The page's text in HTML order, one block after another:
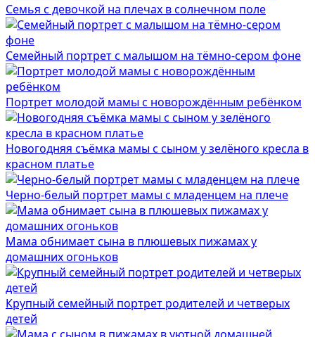
Семья с девочкой на плечах в солнечном поле
Семейный портрет с малышом на тёмно-сером фоне
Портрет молодой мамы с новорождённым ребёнком
Новогодняя съёмка мамы с сыном у зелёного кресла в
красном платье
Черно-белый портрет мамы с младенцем на плече
Мама обнимает сына в плюшевых пижамах у
домашних огоньков
Крупный семейный портрет родителей и четверых
детей